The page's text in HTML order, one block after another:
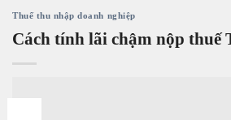
Thuế thu nhập doanh nghiệp
Cách tính lãi chậm nộp thuế